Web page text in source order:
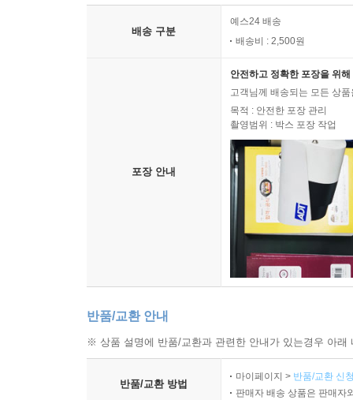
배송 구분
예스24 배송
배송비 : 2,500원
포장 안내
안전하고 정확한 포장을 위
고객님께 배송되는 모든 상
목적 : 안전한 포장 관리
촬영범위 : 박스 포장 작업
반품/교환 안내
※ 상품 설명에 반품/교환과 관련한 안내가 있는경우 아
반품/교환 방법
마이페이지 > 반품/교환 신
판매자 배송 상품은 판매자